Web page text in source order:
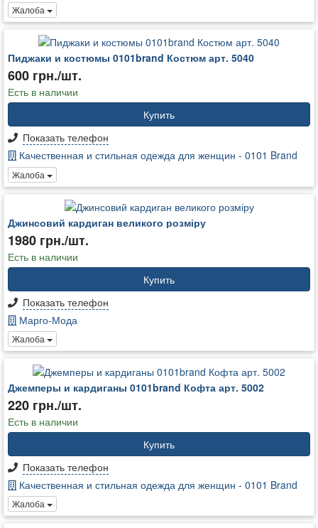
Жалоба
Пиджаки и костюмы 0101brand Костюм арт. 5040
600 грн./шт.
Есть в наличии
Купить
Показать телефон
Качественная и стильная одежда для женщин - 0101 Brand
Жалоба
Джинсовий кардиган великого розміру
1980 грн./шт.
Есть в наличии
Купить
Показать телефон
Марго-Мода
Жалоба
Джемперы и кардиганы 0101brand Кофта арт. 5002
220 грн./шт.
Есть в наличии
Купить
Показать телефон
Качественная и стильная одежда для женщин - 0101 Brand
Жалоба